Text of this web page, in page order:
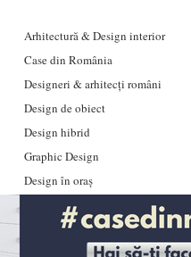
Arhitectură & Design interior
Case din România
Designeri & arhitecți români
Design de obiect
Design hibrid
Graphic Design
Design în oraș